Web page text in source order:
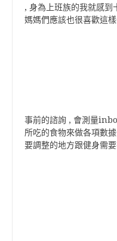
, 身為上班族的我就感到
媽媽們應該也很喜歡這
事前的諮詢 , 會測量
所吃的食物來做各項數
要調整的地方跟健身需